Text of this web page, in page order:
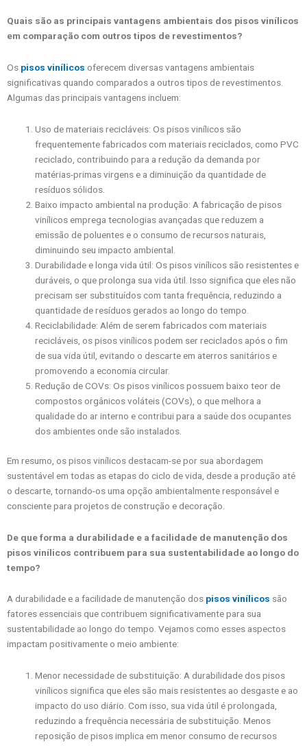
Quais são as principais vantagens ambientais dos pisos vinílicos
em comparação com outros tipos de revestimentos?
Os pisos vinílicos oferecem diversas vantagens ambientais
significativas quando comparados a outros tipos de revestimentos.
Algumas das principais vantagens incluem:
Uso de materiais recicláveis: Os pisos vinílicos são
frequentemente fabricados com materiais reciclados, como PVC
reciclado, contribuindo para a redução da demanda por
matérias-primas virgens e a diminuição da quantidade de
resíduos sólidos.
Baixo impacto ambiental na produção: A fabricação de pisos
vinílicos emprega tecnologias avançadas que reduzem a
emissão de poluentes e o consumo de recursos naturais,
diminuindo seu impacto ambiental.
Durabilidade e longa vida útil: Os pisos vinílicos são resistentes e
duráveis, o que prolonga sua vida útil. Isso significa que eles não
precisam ser substituídos com tanta frequência, reduzindo a
quantidade de resíduos gerados ao longo do tempo.
Reciclabilidade: Além de serem fabricados com materiais
recicláveis, os pisos vinílicos podem ser reciclados após o fim
de sua vida útil, evitando o descarte em aterros sanitários e
promovendo a economia circular.
Redução de COVs: Os pisos vinílicos possuem baixo teor de
compostos orgânicos voláteis (COVs), o que melhora a
qualidade do ar interno e contribui para a saúde dos ocupantes
dos ambientes onde são instalados.
Em resumo, os pisos vinílicos destacam-se por sua abordagem
sustentável em todas as etapas do ciclo de vida, desde a produção até
o descarte, tornando-os uma opção ambientalmente responsável e
consciente para projetos de construção e decoração.
De que forma a durabilidade e a facilidade de manutenção dos
pisos vinílicos contribuem para sua sustentabilidade ao longo do
tempo?
A durabilidade e a facilidade de manutenção dos pisos vinílicos são
fatores essenciais que contribuem significativamente para sua
sustentabilidade ao longo do tempo. Vejamos como esses aspectos
impactam positivamente o meio ambiente:
Menor necessidade de substituição: A durabilidade dos pisos
vinílicos significa que eles são mais resistentes ao desgaste e ao
impacto do uso diário. Com isso, sua vida útil é prolongada,
reduzindo a frequência necessária de substituição. Menos
reposição de pisos implica em menor consumo de recursos